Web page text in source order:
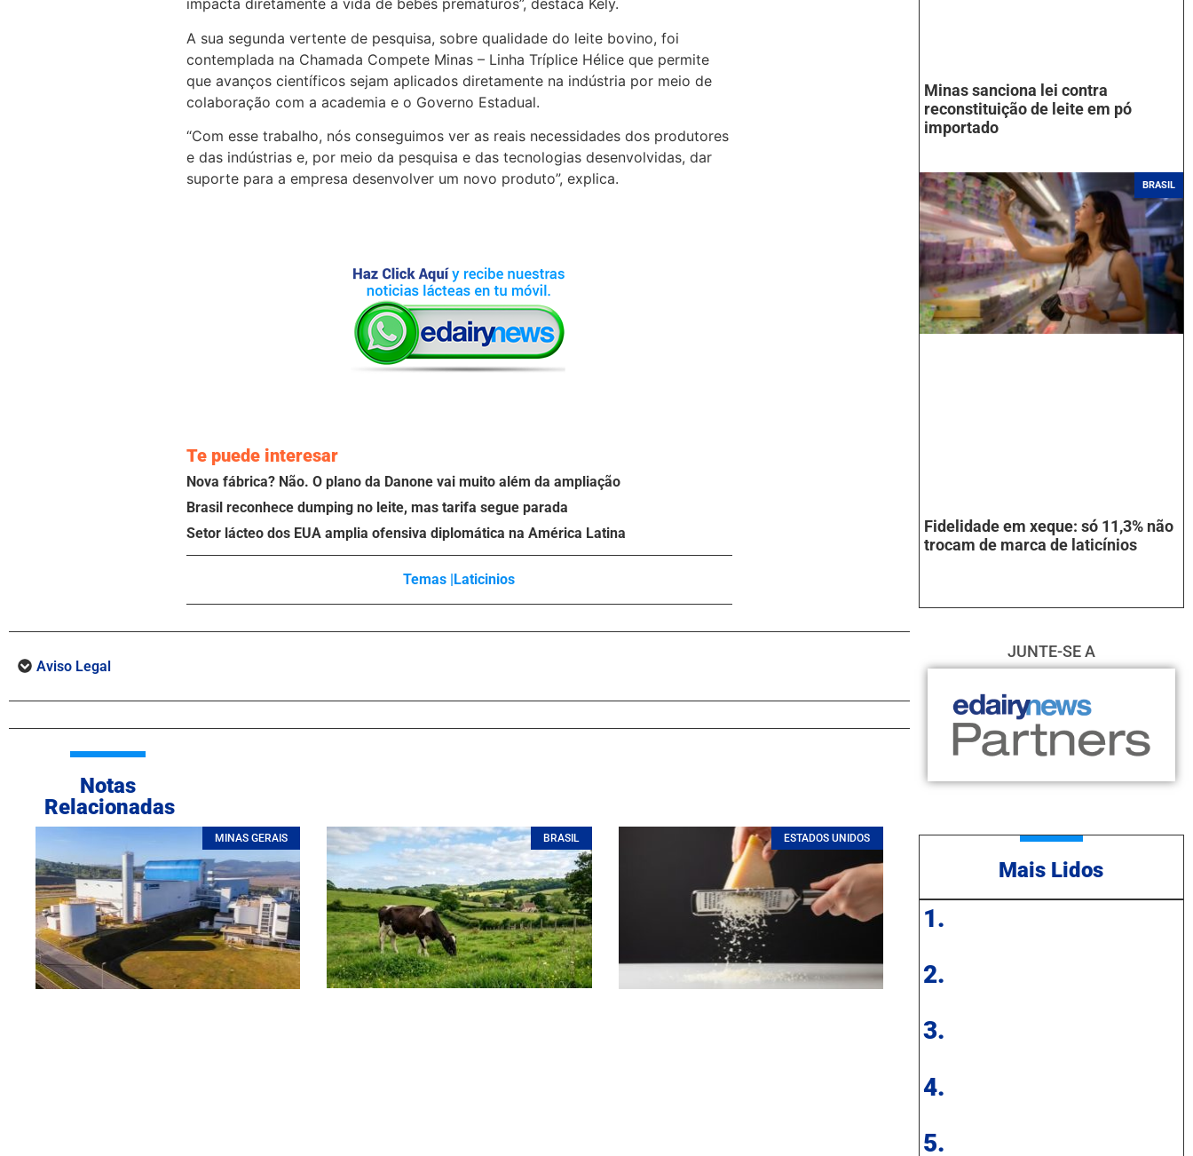
impacta diretamente a vida de bebês prematuros”, destaca Kely.
A sua segunda vertente de pesquisa, sobre qualidade do leite bovino, foi
contemplada na Chamada Compete Minas – Linha Tríplice Hélice que permite
que avanços científicos sejam aplicados diretamente na indústria por meio de
colaboração com a academia e o Governo Estadual.
“Com esse trabalho, nós conseguimos ver as reais necessidades dos produtores
e das indústrias e, por meio da pesquisa e das tecnologias desenvolvidas, dar
suporte para a empresa desenvolver um novo produto”, explica.
Te puede interesar
Nova fábrica? Não. O plano da Danone vai muito além da ampliação
Brasil reconhece dumping no leite, mas tarifa segue parada
Setor lácteo dos EUA amplia ofensiva diplomática na América Latina
Temas |Laticinios
Aviso Legal
Notas
Relacionadas
MINAS GERAIS BRASIL ESTADOS UNIDOS
Minas sanciona lei contra
reconstituição de leite em pó
importado
BRASIL
Fidelidade em xeque: só 11,3% não
trocam de marca de laticínios
JUNTE-SE A
Mais Lidos
1.
2.
3.
4.
5.